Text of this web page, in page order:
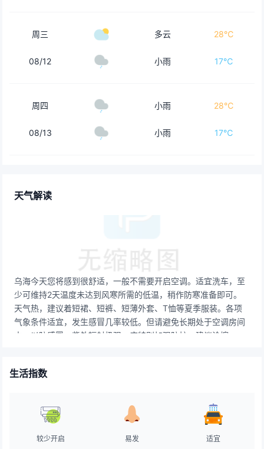
周三 多云 28℃
08/12 小雨 17℃
周四 小雨 28℃
08/13 小雨 17℃
天气解读
乌海今天您将感到很舒适，一般不需要开启空调。适宜洗车，至
少可维持2天温度未达到风寒所需的低温，稍作防寒准备即可。
天气热，建议着短裙、短裤、短薄外套、T恤等夏季服装。各项
气象条件适宜，发生感冒几率较低。但请避免长期处于空调房间
中，以防感冒。紫外辐射极强，应特别加强防护，建议涂擦
象条件良好，车辆可以正常行驶。天气不错，适宜晾晒。赶紧把
但风力稍大，会对垂钓产生一定的影响。天气舒适，令人神清气
爽的一天，不用担心中暑的困扰。建议用蜜质SPF20面霜打底，
生活指数
较少开启
易发
适宜